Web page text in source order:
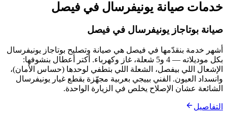
خدمات صيانة يونيفرسال في فيصل
صيانة بوتاجاز يونيفرسال في فيصل
أشهر خدمة بنقدّمها في فيصل هي صيانة وتصليح بوتاجاز يونيفرسال
بكل موديلاته — 4 و5 شعلة، غاز وكهرباء. أكتر أعطال بنشوفها:
الإشعال اللي بيفصل، الشعلة اللي بتطفي لوحدها (حساس الأمان)،
وانسداد العيون. الفني بييجي بعربية مجهّزة بقطع غيار يونيفرسال
الشائعة عشان الإصلاح يخلص في الزيارة الواحدة.
التفاصيل